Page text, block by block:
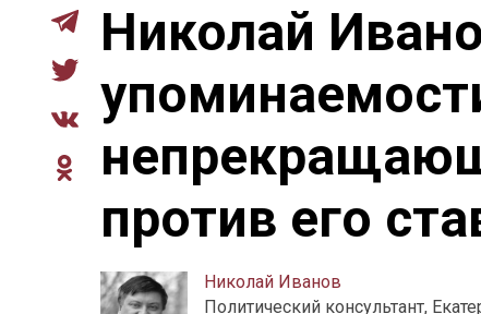
Николай
против его
Николай Иванов
Политический консультант,